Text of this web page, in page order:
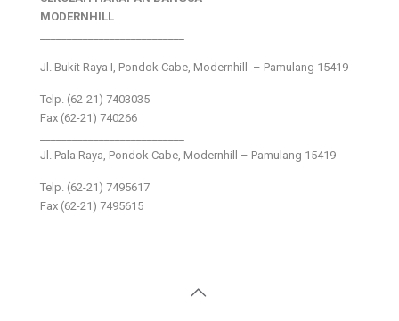
MODERNHILL
Jl. Bukit Raya I, Pondok Cabe, Modernhill – Pamulang 15419
Telp. (62-21) 7403035
Fax (62-21) 740266
Jl. Pala Raya, Pondok Cabe, Modernhill – Pamulang 15419
Telp. (62-21) 7495617
Fax (62-21) 7495615